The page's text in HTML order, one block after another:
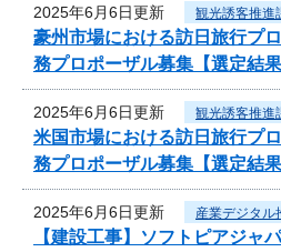
2025年6月6日更新 観光誘客推進
豪州市場における訪日旅行プ
務プロポーザル募集【選定結果
2025年6月6日更新 観光誘客推進
米国市場における訪日旅行プ
務プロポーザル募集【選定結果
2025年6月6日更新 産業デジタル
【建設工事】ソフトピアジャ